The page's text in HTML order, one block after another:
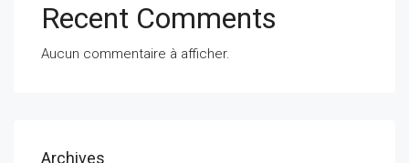
Recent Comments
Aucun commentaire à afficher.
Archives